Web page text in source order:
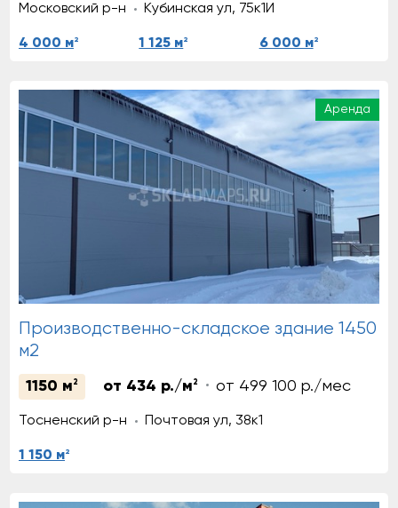
Московский р-н Кубинская ул, 75к1И
4 000 м2 1 125 м2 6 000 м2
Аренда
Производственно-складское здание 1450
м2
1150 м 2 от 434 р./м 2 от 499 100 р./мес
Тосненский р-н Почтовая ул, 38к1
1 150 м2